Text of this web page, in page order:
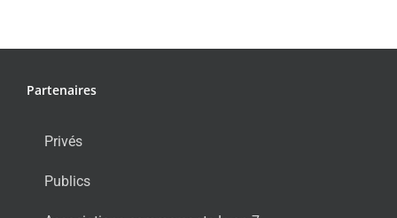
Partenaires
Privés
Publics